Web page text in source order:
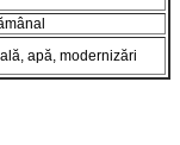
apă, modernizări